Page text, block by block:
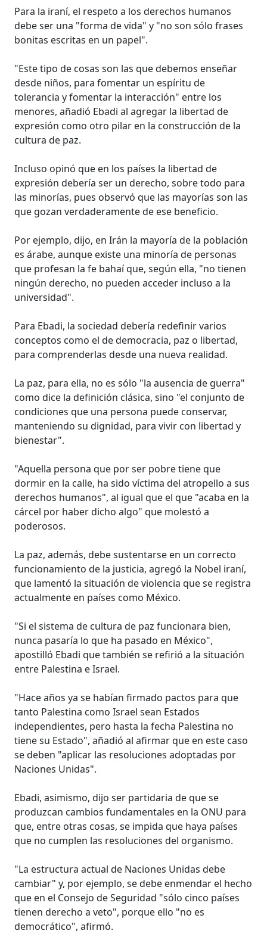
Para la iraní, el respeto a los derechos humanos
debe ser una "forma de vida" y "no son sólo frases
bonitas escritas en un papel".
"Este tipo de cosas son las que debemos enseñar
desde niños, para fomentar un espíritu de
tolerancia y fomentar la interacción" entre los
menores, añadió Ebadi al agregar la libertad de
expresión como otro pilar en la construcción de la
cultura de paz.
Incluso opinó que en los países la libertad de
expresión debería ser un derecho, sobre todo para
las minorías, pues observó que las mayorías son las
que gozan verdaderamente de ese beneficio.
Por ejemplo, dijo, en Irán la mayoría de la población
es árabe, aunque existe una minoría de personas
que profesan la fe bahaí que, según ella, "no tienen
ningún derecho, no pueden acceder incluso a la
universidad".
Para Ebadi, la sociedad debería redefinir varios
conceptos como el de democracia, paz o libertad,
para comprenderlas desde una nueva realidad.
La paz, para ella, no es sólo "la ausencia de guerra"
como dice la definición clásica, sino "el conjunto de
condiciones que una persona puede conservar,
manteniendo su dignidad, para vivir con libertad y
bienestar".
"Aquella persona que por ser pobre tiene que
dormir en la calle, ha sido víctima del atropello a sus
derechos humanos", al igual que el que "acaba en la
cárcel por haber dicho algo" que molestó a
poderosos.
La paz, además, debe sustentarse en un correcto
funcionamiento de la justicia, agregó la Nobel iraní,
que lamentó la situación de violencia que se registra
actualmente en países como México.
"Si el sistema de cultura de paz funcionara bien,
nunca pasaría lo que ha pasado en México",
apostilló Ebadi que también se refirió a la situación
entre Palestina e Israel.
"Hace años ya se habían firmado pactos para que
tanto Palestina como Israel sean Estados
independientes, pero hasta la fecha Palestina no
tiene su Estado", añadió al afirmar que en este caso
se deben "aplicar las resoluciones adoptadas por
Naciones Unidas".
Ebadi, asimismo, dijo ser partidaria de que se
produzcan cambios fundamentales en la ONU para
que, entre otras cosas, se impida que haya países
que no cumplen las resoluciones del organismo.
"La estructura actual de Naciones Unidas debe
cambiar" y, por ejemplo, se debe enmendar el hecho
que en el Consejo de Seguridad "sólo cinco países
tienen derecho a veto", porque ello "no es
democrático", afirmó.